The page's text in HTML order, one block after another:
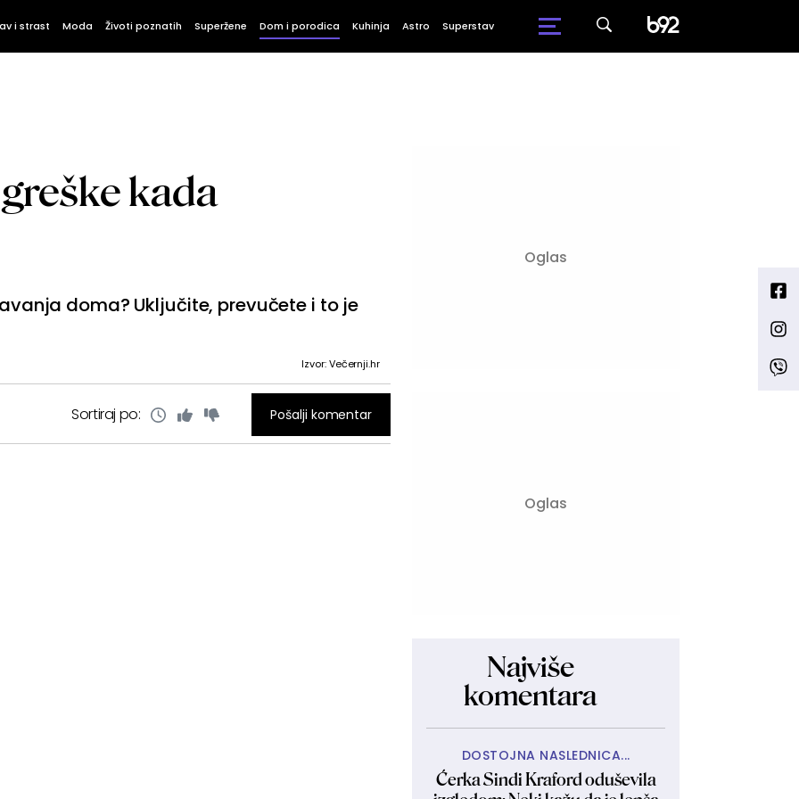
i strast Moda Životi poznatih Superžene Dom i porodica Kuhinja Astro Superstav
kada
doma? Uključite, prevučete i to je
Izvor: Večernji.hr
Sortiraj po: Pošalji komentar
Najviše
komentara
DOSTOJNA NASLEDNICA...
Ćerka Sindi Kraford oduševila